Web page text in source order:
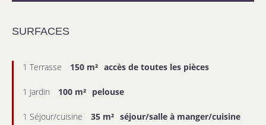
SURFACES
1 Terrasse 150 m² accès de toutes les pièces
1 Jardin 100 m² pelouse
1 Séjour/cuisine 35 m² séjour/salle à manger/cuisine